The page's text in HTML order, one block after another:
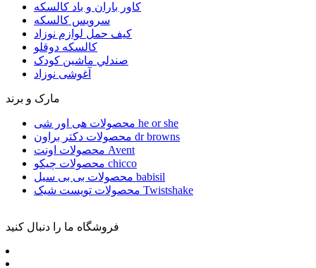
کاور باران و باد کالسکه
سرويس كالسكه
كيف حمل لوازم نوزاد
كالسكه دوقلو
صندلي ماشين کودک
آغوشی نوزاد
مارک و برند
محصولات هی اور شی he or she
محصولات دکتر براون dr browns
محصولات اونت Avent
محصولات چیکو chicco
محصولات بی بی سیل babisil
محصولات تویست شیک Twistshake
فروشگاه ما را دنبال کنید